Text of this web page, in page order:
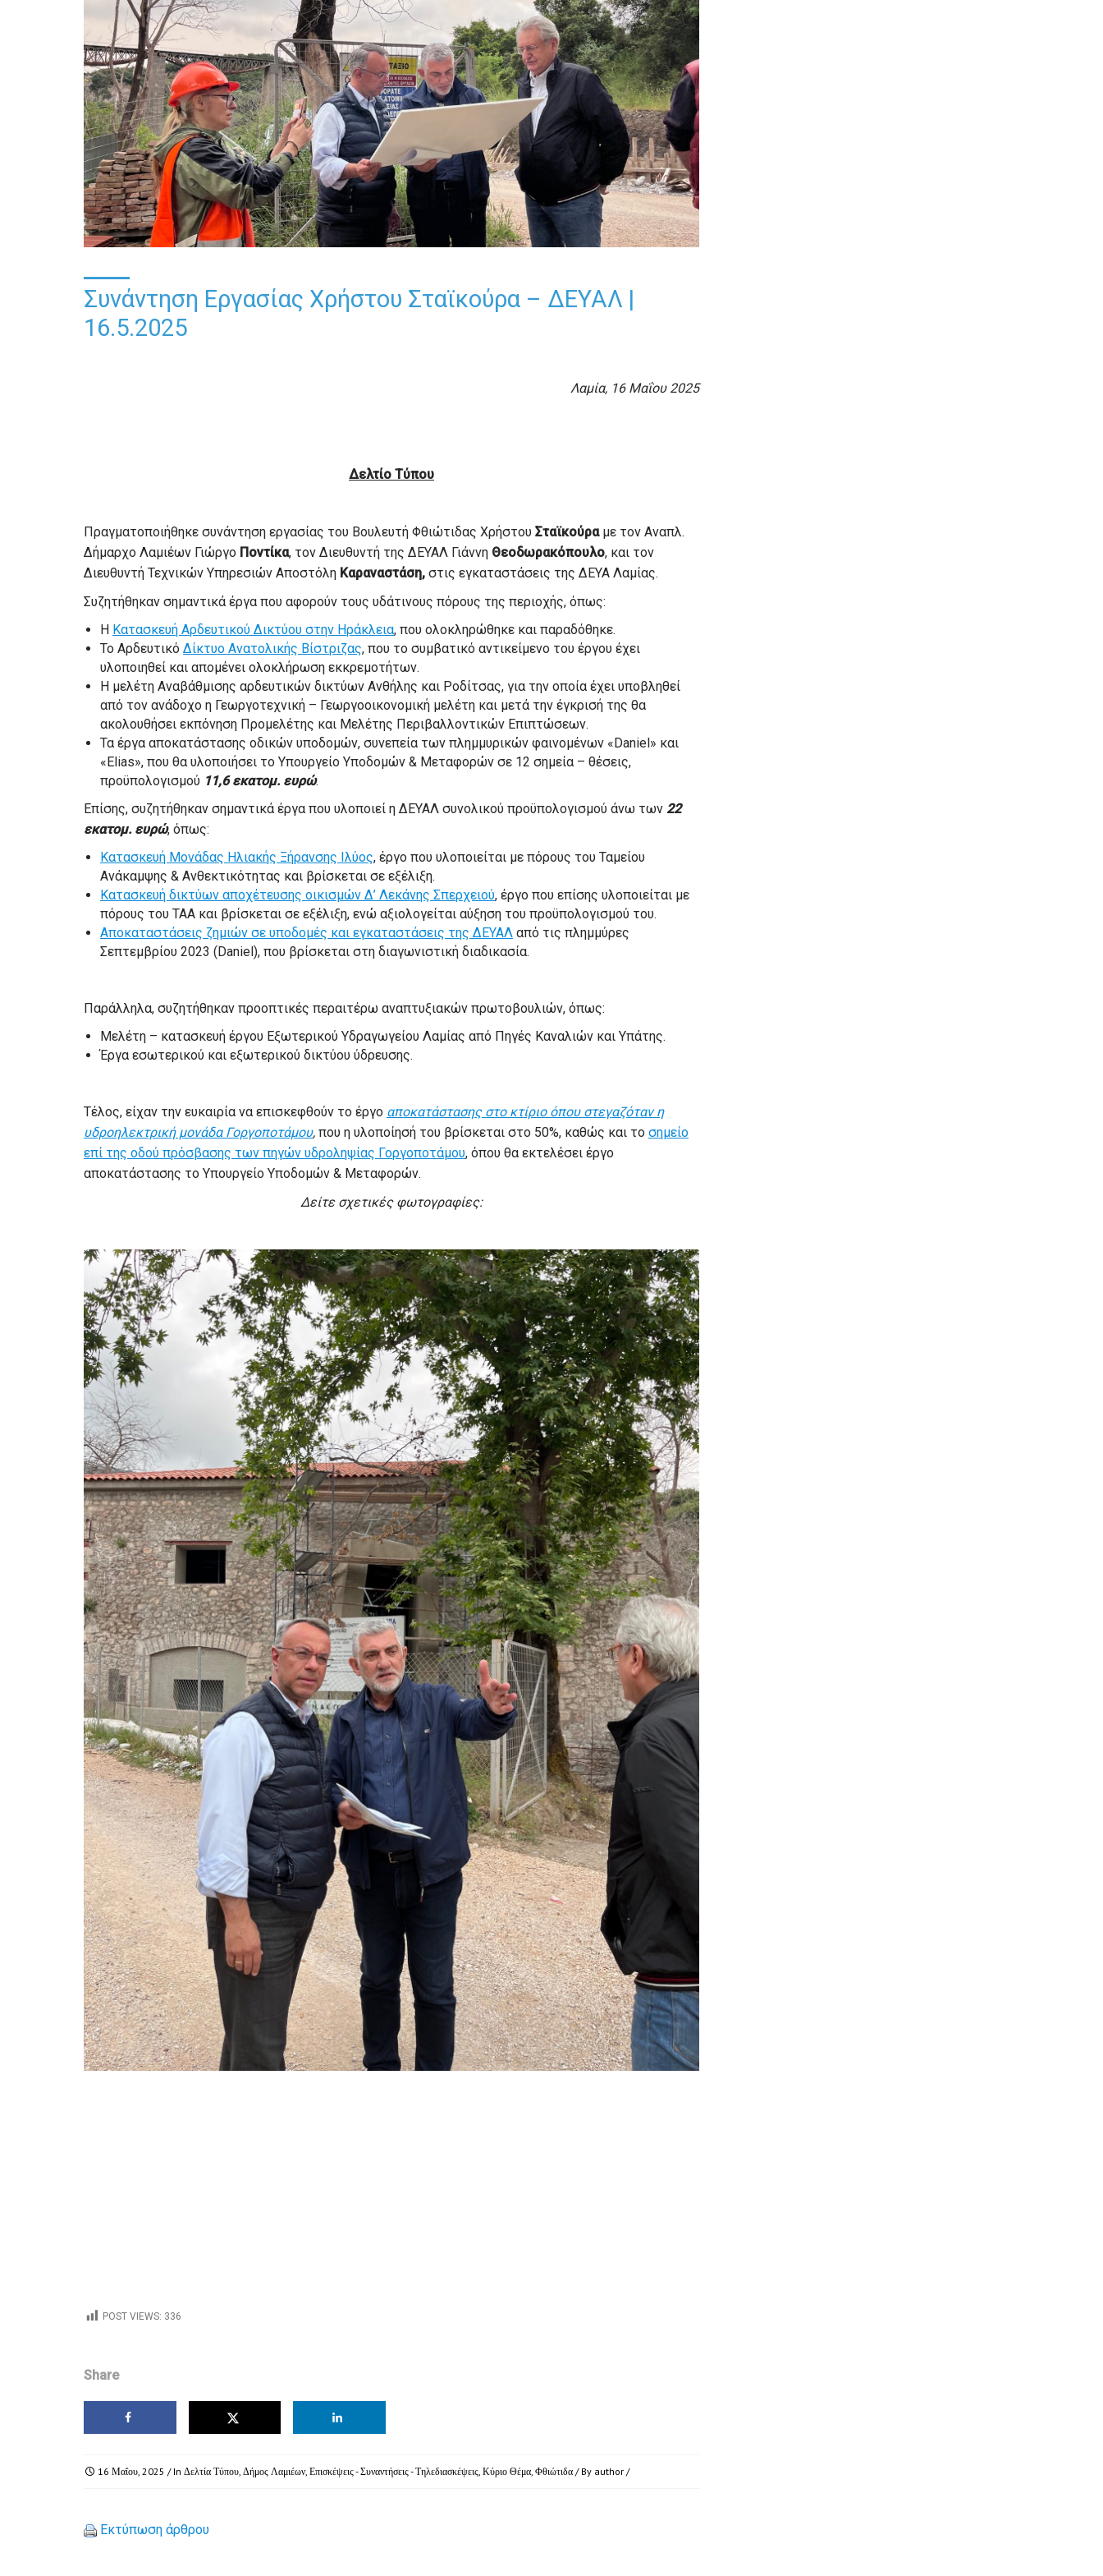
Συνάντηση Εργασίας Χρήστου Σταϊκούρα – ΔΕΥΑΛ |
16.5.2025
Λαμία, 16 Μαΐου 2025
Δελτίο Τύπου
Πραγματοποιήθηκε συνάντηση εργασίας του Βουλευτή Φθιώτιδας Χρήστου Σταϊκούραμε τον Αναπλ.
Δήμαρχο Λαμιέων Γιώργο Ποντίκα, τον Διευθυντή της ΔΕΥΑΛ Γιάννη Θεοδωρακόπουλο, και τον
Διευθυντή Τεχνικών Υπηρεσιών Αποστόλη Καραναστάση, στις εγκαταστάσεις της ΔΕΥΑ Λαμίας.
Συζητήθηκαν σημαντικά έργα που αφορούν τους υδάτινους πόρους της περιοχής, όπως:
Η Κατασκευή Αρδευτικού Δικτύου στην Ηράκλεια, που ολοκληρώθηκε και παραδόθηκε.
Το Αρδευτικό Δίκτυο Ανατολικής Βίστριζας, που το συμβατικό αντικείμενο του έργου έχει
υλοποιηθεί και απομένει ολοκλήρωση εκκρεμοτήτων.
Η μελέτη Αναβάθμισης αρδευτικών δικτύων Ανθήλης και Ροδίτσας, για την οποία έχει υποβληθεί
από τον ανάδοχο η Γεωργοτεχνική – Γεωργοοικονομική μελέτη και μετά την έγκρισή της θα
ακολουθήσει εκπόνηση Προμελέτης και Μελέτης Περιβαλλοντικών Επιπτώσεων.
Τα έργα αποκατάστασης οδικών υποδομών, συνεπεία των πλημμυρικών φαινομένων «Daniel» και
«Elias», που θα υλοποιήσει το Υπουργείο Υποδομών & Μεταφορών σε 12 σημεία – θέσεις,
προϋπολογισμού 11,6 εκατομ. ευρώ.
Επίσης, συζητήθηκαν σημαντικά έργα που υλοποιεί η ΔΕΥΑΛ συνολικού προϋπολογισμού άνω των 22
εκατομ. ευρώ, όπως:
Κατασκευή Μονάδας Ηλιακής Ξήρανσης Ιλύος, έργο που υλοποιείται με πόρους του Ταμείου
Ανάκαμψης & Ανθεκτικότητας και βρίσκεται σε εξέλιξη.
Κατασκευή δικτύων αποχέτευσης οικισμών Δ’ Λεκάνης Σπερχειού, έργο που επίσης υλοποιείται με
πόρους του ΤΑΑ και βρίσκεται σε εξέλιξη, ενώ αξιολογείται αύξηση του προϋπολογισμού του.
Αποκαταστάσεις ζημιών σε υποδομές και εγκαταστάσεις της ΔΕΥΑΛ από τις πλημμύρες
Σεπτεμβρίου 2023 (Daniel), που βρίσκεται στη διαγωνιστική διαδικασία.
Παράλληλα, συζητήθηκαν προοπτικές περαιτέρω αναπτυξιακών πρωτοβουλιών, όπως:
Μελέτη – κατασκευή έργου Εξωτερικού Υδραγωγείου Λαμίας από Πηγές Καναλιών και Υπάτης.
Έργα εσωτερικού και εξωτερικού δικτύου ύδρευσης.
Τέλος, είχαν την ευκαιρία να επισκεφθούν το έργο αποκατάστασης στο κτίριο όπου στεγαζόταν η
υδροηλεκτρική μονάδα Γοργοποτάμου, που η υλοποίησή του βρίσκεται στο 50%, καθώς και το σημείο
επί της οδού πρόσβασης των πηγών υδροληψίας Γοργοποτάμου, όπου θα εκτελέσει έργο
αποκατάστασης το Υπουργείο Υποδομών & Μεταφορών.
Δείτε σχετικές φωτογραφίες:
POST VIEWS: 336
Share
16 Μαΐου, 2025 / In Δελτία Τύπου Δήμος Λαμιέων Επισκέψεις - Συναντήσεις - Τηλεδιασκέψεις Κύριο Θέμα Φθιώτιδα / By author /
Εκτύπωση άρθρου